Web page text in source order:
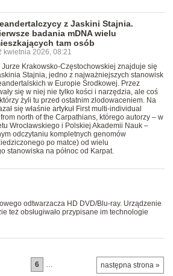
z Jaskini Stajnia.
badania mDNA wielu
tam osób
kwietnia 2026, 08:21
Jurze Krakowsko-Częstochowskiej znajduje się
Stajnia, jedno z najważniejszych stanowisk
w Europie Środkowej. Przez
się w niej nie tylko kości i narzędzia, ale coś
żyli tu przed ostatnim zlodowaceniem. Na
się właśnie artykuł First multi-individual
north of the Carpathians, którego autorzy – w
Wrocławskiego i Polskiej Akademii Nauk –
odczytaniu kompletnych genomów
po matce) od wielu
stanowiska na północ od Karpat.
odtwarzacza HD DVD/Blu-ray. Urządzenie
też obsługiwało przypisane im technologie
następna strona »
6 …